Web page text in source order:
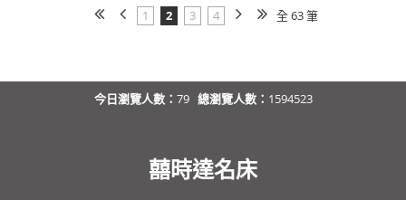
1 2 3 4 全 63 筆
今日瀏覽人數： 79 總瀏覽人數： 1594523
囍時達名床